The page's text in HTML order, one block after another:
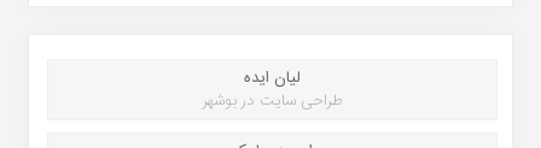
لیان ایده
طراحی سایت در بوشهر